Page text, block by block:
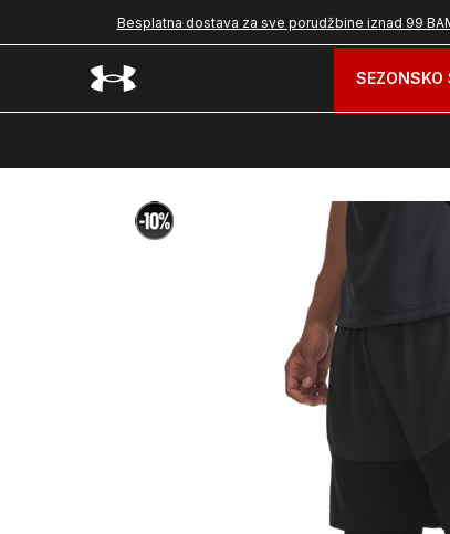
Besplatna dostava za sve porudžbine iznad 99
SEZONSKO